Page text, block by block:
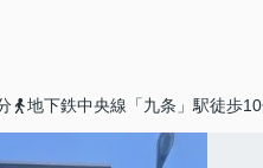
地下鉄中央線「九条」駅徒歩